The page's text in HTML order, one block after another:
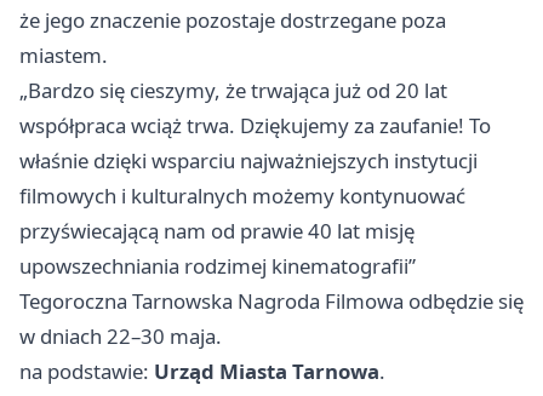
że jego znaczenie pozostaje dostrzegane poza
miastem.
„Bardzo się cieszymy, że trwająca już od 20 lat
współpraca wciąż trwa. Dziękujemy za zaufanie! To
właśnie dzięki wsparciu najważniejszych instytucji
filmowych i kulturalnych możemy kontynuować
przyświecającą nam od prawie 40 lat misję
upowszechniania rodzimej kinematografii”
Tegoroczna Tarnowska Nagroda Filmowa odbędzie się
w dniach 22–30 maja.
na podstawie: Urząd Miasta Tarnowa.